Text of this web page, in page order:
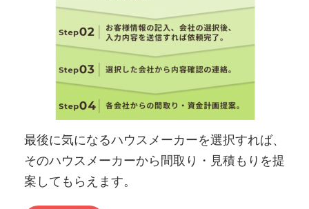
最後に気になるハウスメーカーを選択すれば、
そのハウスメーカーから間取り・見積もりを提
案してもらえます。